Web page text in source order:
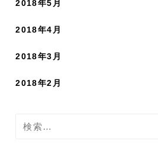
2018年5月
2018年4月
2018年3月
2018年2月
検